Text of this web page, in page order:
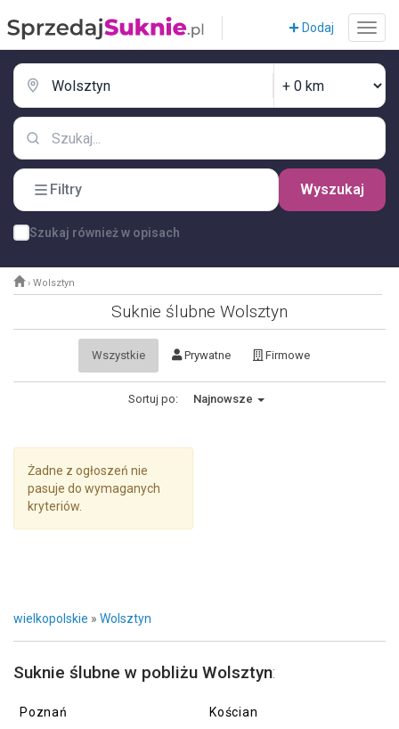
Dodaj
Filtry Wyszukaj
Szukaj również w opisach
› Wolsztyn
Suknie ślubne Wolsztyn
Wszystkie Prywatne Firmowe
Sortuj po: Najnowsze
Żadne z ogłoszeń nie
pasuje do wymaganych
kryteriów.
wielkopolskie » Wolsztyn
Suknie ślubne w pobliżu Wolsztyn:
Poznań Kościan